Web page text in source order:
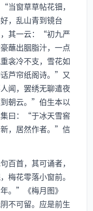
窗草草帖花钿，
，乱山青到镜台
其一云：“初九严
蘸出胭脂汁，一点
衾冷不支，雪花如
芦帘纸阁诗。”又
闻，罢绣无聊遣夜
朝云。”伯生本以
曰：“于冰天雪窖
，居然作者。”信
百首，其可诵者，
梅花零落小窗前。
。”《梅月图》
不可留。应是前生